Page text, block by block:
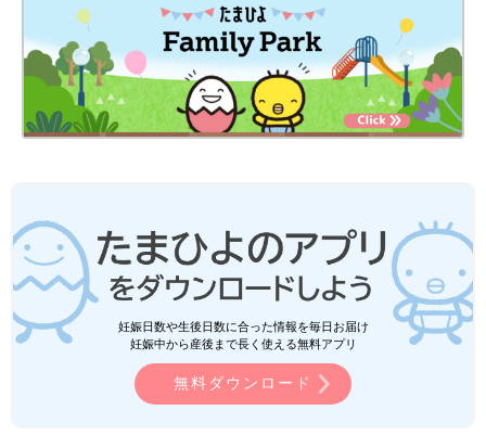
妊娠日数や生後日数に合った情報を毎日お届け
妊娠中から産後まで長く使える無料アプリ
無料ダウンロード